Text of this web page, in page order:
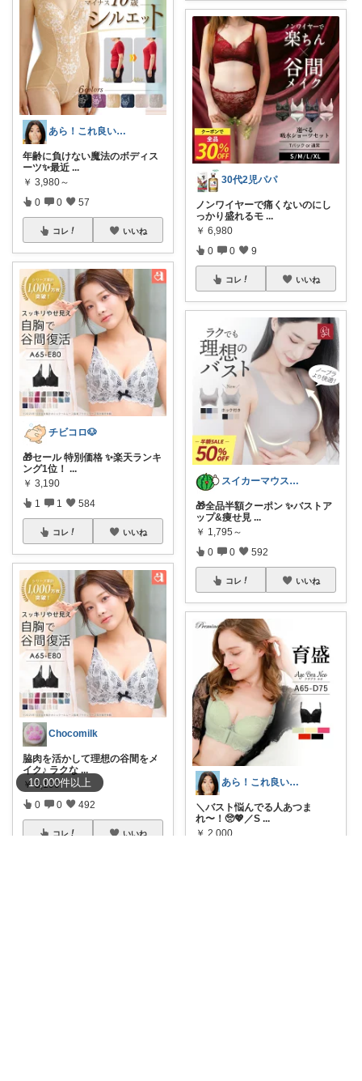
10,000件以上
あら！これ良いわね～
年齢に負けない魔法のボディス
ーツ✨ ​最近 ...
￥ 3,980～
0 0 57
コレ いいね
チビコロ🐶
🎁セール 特別価格 ✨楽天ランキ
ング1位！ ...
￥ 3,190
1 1 584
コレ いいね
Chocomilk
脇肉を活かして理想の谷間をメ
イク♪ ラクな ...
￥ 3,190
0 0 492
コレ いいね
30代2児パパ
ノンワイヤーで痛くないのにし
っかり盛れるモ ...
￥ 6,980
0 0 9
コレ いいね
スイカーマウス🍉🐭
🎁全品半額クーポン ✨バストア
ップ&痩せ見 ...
￥ 1,795～
0 0 592
コレ いいね
あら！これ良いわね～
＼バスト悩んでる人あつま
れ〜！🥺💖／ ​S ...
￥ 2,000